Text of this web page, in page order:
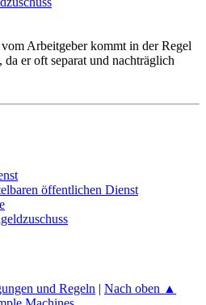
Arbeitgeber kommt in der Regel
da er oft separat und nachträglich
öffentlichen Dienst
und Regeln | Nach oben ▲